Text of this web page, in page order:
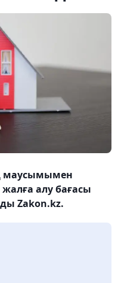
маусымымен
алу бағасы
Zakon.kz.